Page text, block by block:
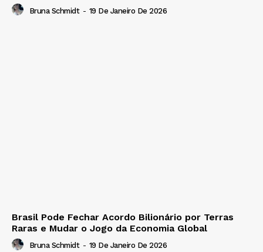
Bruna Schmidt - 19 De Janeiro De 2026
Brasil Pode Fechar Acordo Bilionário por Terras
Raras e Mudar o Jogo da Economia Global
Bruna Schmidt - 19 De Janeiro De 2026